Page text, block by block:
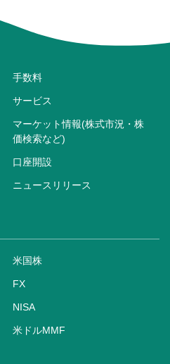
手数料
サービス
マーケット情報(株式市況・株
価検索など)
口座開設
ニュースリリース
米国株
FX
NISA
米ドルMMF